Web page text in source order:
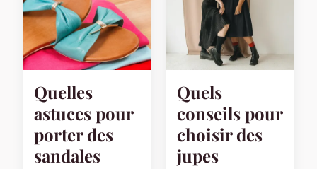
Quelles
astuces pour
porter des
sandales
Quels
conseils pour
choisir des
jupes